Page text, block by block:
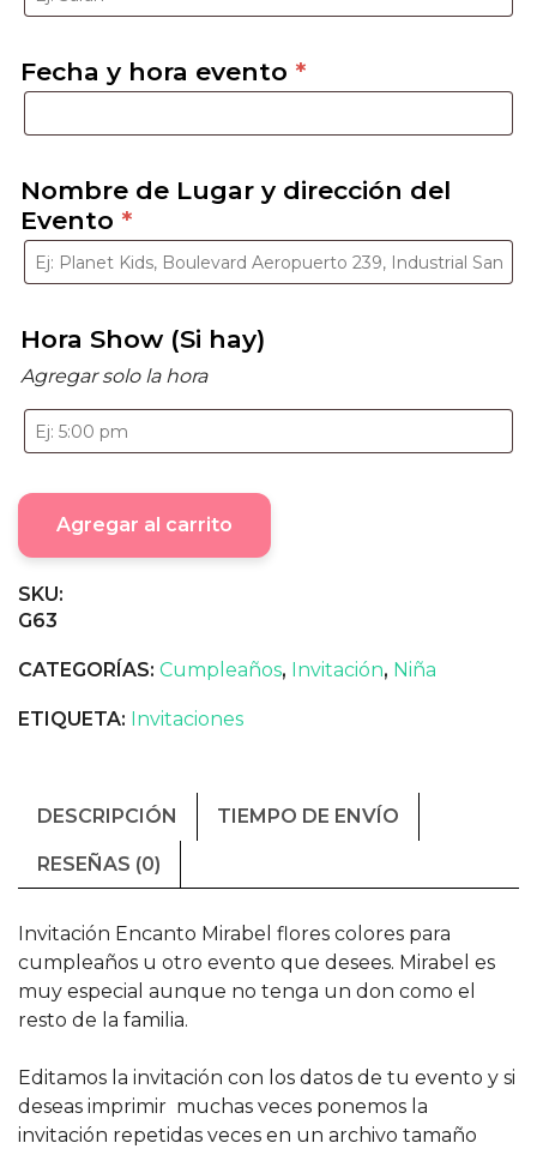
Fecha y hora evento *
Nombre de Lugar y dirección del
Evento *
Hora Show (Si hay)
Agregar solo la hora
Agregar al carrito
SKU:
G63
CATEGORÍAS: Cumpleaños, Invitación, Niña
ETIQUETA: Invitaciones
DESCRIPCIÓN TIEMPO DE ENVÍO
RESEÑAS (0)
Invitación Encanto Mirabel flores colores para
cumpleaños u otro evento que desees. Mirabel es
muy especial aunque no tenga un don como el
resto de la familia.
Editamos la invitación con los datos de tu evento y si
deseas imprimir muchas veces ponemos la
invitación repetidas veces en un archivo tamaño